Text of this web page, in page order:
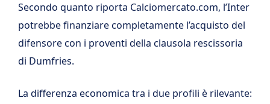
Secondo quanto riporta Calciomercato.com, l’Inter
potrebbe finanziare completamente l’acquisto del
difensore con i proventi della clausola rescissoria
di Dumfries.
La differenza economica tra i due profili è rilevante: